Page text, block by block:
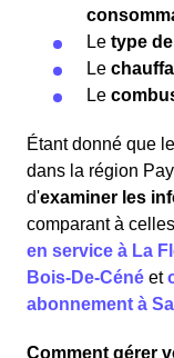
Le type
Le
Le
Étant donné que
dans la région
d'examiner les
comparant à
en service à La
Bois-De-Céné et
abonnement à
Comment gérer